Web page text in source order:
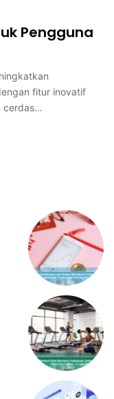
Pengguna
fitur inovatif
cerdas…